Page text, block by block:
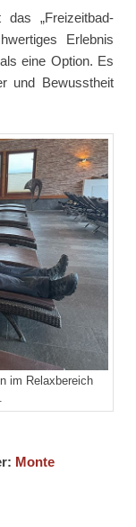
„Freizeitbad-
Erlebnis
eine Option. Es
und Bewusstheit
im Relaxbereich
Monte